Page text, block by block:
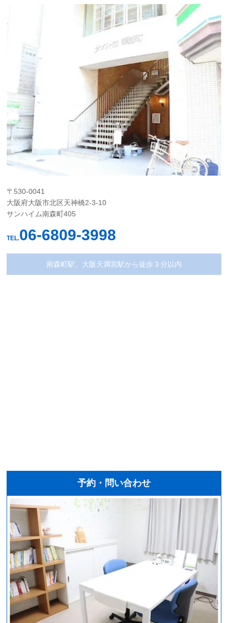
〒530-0041
大阪府大阪市北区天神橋2-3-10
サンハイム南森町405
TEL.06-6809-3998
南森町駅、大阪天満宮駅から徒歩３分以内
予約・問い合わせ